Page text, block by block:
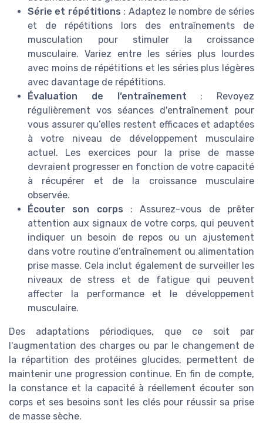
Série et répétitions : Adaptez le nombre de séries
et de répétitions lors des entraînements de
musculation pour stimuler la croissance
musculaire. Variez entre les séries plus lourdes
avec moins de répétitions et les séries plus légères
avec davantage de répétitions.
Évaluation de l‘entraînement : Revoyez
régulièrement vos séances d'entraînement pour
vous assurer qu’elles restent efficaces et adaptées
à votre niveau de développement musculaire
actuel. Les exercices pour la prise de masse
devraient progresser en fonction de votre capacité
à récupérer et de la croissance musculaire
observée.
Écouter son corps : Assurez-vous de prêter
attention aux signaux de votre corps, qui peuvent
indiquer un besoin de repos ou un ajustement
dans votre routine d’entraînement ou alimentation
prise masse. Cela inclut également de surveiller les
niveaux de stress et de fatigue qui peuvent
affecter la performance et le développement
musculaire.
Des adaptations périodiques, que ce soit par
l'augmentation des charges ou par le changement de
la répartition des protéines glucides, permettent de
maintenir une progression continue. En fin de compte,
la constance et la capacité à réellement écouter son
corps et ses besoins sont les clés pour réussir sa prise
de masse sèche.